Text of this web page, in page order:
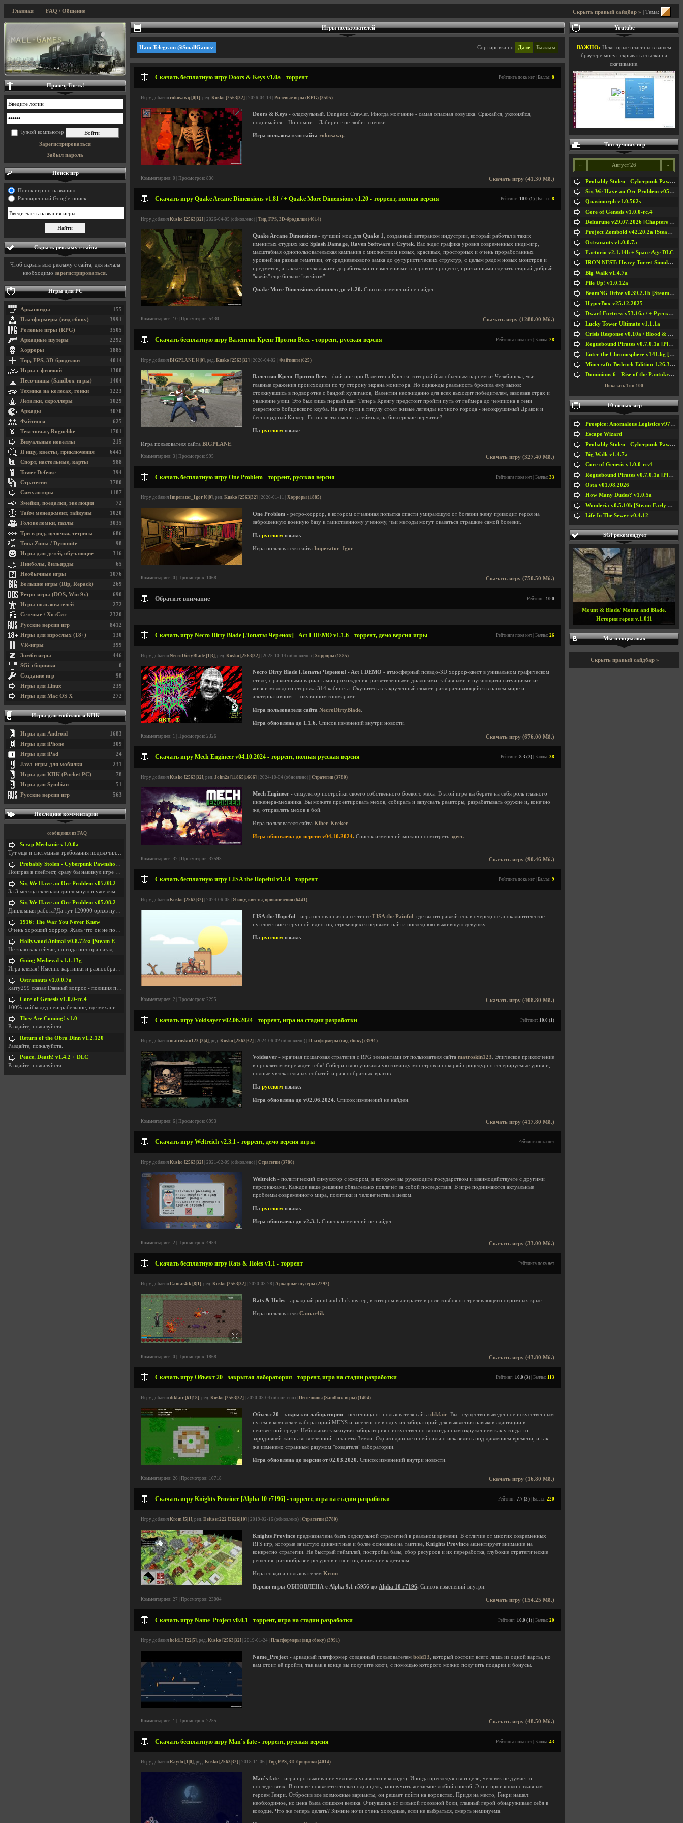
Скрыть правый сайдбар » | Тема:
Главная FAQ / Общение
Игры пользователей
Сортировка по Дате Баллам
Наш Telegram @SmallGamez
Скачать бесплатную игру Doors & Keys v1.0a - торрент Рейтинга пока нет | Баллы: 8
Игру добавил rokusawq [0|1], ред. Kusko [2563|32] | 2026-04-14 | Ролевые игры (RPG) (3505)
Doors & Keys - олдскульный. Dungeon Crawler. Иногда молчание - самая опасная ловушка. Сражайся, уклоняйся,
поднимайся... Но помни... Лабиринт не любит спешки.
Игра пользователя сайта rokusawq.
Скачать игру (41.30 Мб.)
Комментариев: 0 | Просмотров: 830
Скачать игру Quake Arcane Dimensions v1.81 / + Quake More Dimensions v1.20 - торрент, полная версия Рейтинг: 10.0 (1) | Баллы: 8
Игру добавил Kusko [2563|32] | 2026-04-05 (обновлено) | Тир, FPS, 3D-бродилки (4014)
Quake Arcane Dimensions - лучший мод для Quake 1
, созданный ветераном индустрии, который работал в таких
именитых студиях как: Splash Damage Raven Software и Crytek . Вас ждет графика уровня современных инди-игр,
масштабная однопользовательская кампания с множеством новых, красивых, просторных и очень проработанных
уровней на разные тематики, от средневекового замка до футуристических структур, с целым рядом новых монстров и
предметов, а также с несколькими доработками и изменениями в игровом процессе, призванными сделать старый-добрый
"квейк" ещё больше "квейком".
Quake More Dimensions обновлен до v1.20. Список изменений не найден.
Скачать игру (1280.00 Мб.)
Комментариев: 10 | Просмотров: 5430
Скачать бесплатную игру Валентин Кренг Против Всех - торрент, русская версия Рейтинга пока нет | Баллы: 28
Игру добавил BIGPLANE [4|0], ред. Kusko [2563|32] | 2026-04-02 | Файтинги (625)
Валентин Кренг Против Всех - файтинг про Валентина Кренга, который был обычным парнем из Челябинска, чьи
главные сражения происходили по ту сторону экрана монитора. Но однажды реальность бросила ему вызов:
столкнувшись в подворотне с бандой хулиганов, Валентин неожиданно для всех выходит победителем, завоевав страх и
уважение улиц. Это был лишь первый шаг. Теперь Кренгу предстоит пройти путь от геймера до чемпиона в тени
секретного бойцовского клуба. На его пути к титулу стоят живые легенды ночного города - несокрушимый Дракон и
беспощадный Киллер. Готов ли ты сменить геймпад на боксерские перчатки?
На русском языке
Игра пользователя сайта BIGPLANE
Скачать игру (327.40 Мб.)
Комментариев: 3 | Просмотров: 995
Скачать бесплатную игру One Problem - торрент, русская версия Рейтинга пока нет | Баллы: 33
Игру добавил Imperator_Igor [0|0], ред. Kusko [2563|32] | 2026-01-11 | Хорроры (1885)
One Problem - ретро-хоррор, в котором отчаянная попытка спасти умирающую от болезни жену приводит героя на
заброшенную военную базу к таинственному ученому, чьи методы могут оказаться страшнее самой болезни.
На русском языке.
Игра пользователя сайта Imperator_Igor
Скачать игру (750.50 Мб.)
Комментариев: 0 | Просмотров: 1068
Обратите внимание Рейтинг: 10.0
Скачать игру Necro Dirty Blade [Лопаты Черенок] - Act I DEMO v1.1.6 - торрент, демо версия игры Рейтинга пока нет | Баллы: 26
Игру добавил NecroDirtyBlade [1|3], ред. Kusko [2563|32] | 2025-10-14 (обновлено) | Хорроры (1885)
Necro Dirty Blade [Лопаты Черенок] - Act I DEMO - атмосферный псевдо-3D хоррор-квест в уникальном графическом
стиле, с различными вариантами прохождения, разветвленными диалогами, забавными и пугающими ситуациями из
жизни молодого сторожа 314 кабинета. Окунитесь в закрученный сюжет, разворачивающийся в нашем мире и
альтернативном — окутанном кошмарами.
Игра пользователя сайта NecroDirtyBlade
Игра обновлена до 1.1.6. Список изменений внутри новости.
Скачать игру (676.00 Мб.)
Комментариев: 1 | Просмотров: 2326
Скачать игру Mech Engineer v04.10.2024 - торрент, полная русская версия Рейтинг: 8.3 (3) | Баллы: 38
Игру добавил Kusko [2563|32], ред. John2s [11865|1666] | 2024-10-04 (обновлено) | Стратегии (3780)
Mech Engineer - симулятор постройки своего собственного боевого меха. В этой игре вы берете на себя роль главного
инженера-механика. Вы можете проектировать мехов, собирать и запускать реакторы, разрабатывать оружие и, конечно
же, отправлять мехов в бой.
Игра пользователя сайта Kiber-Kreker
Игра обновлена до версии v04.10.2024. Список изменений можно посмотреть здесь
Скачать игру (90.46 Мб.)
Комментариев: 32 | Просмотров: 37593
Скачать бесплатную игру LISA the Hopeful v1.14 - торрент Рейтинга пока нет | Баллы: 9
Игру добавил Kusko [2563|32] | 2024-06-05 | Я ищу, квесты, приключения (6441)
LISA the Hopeful - игра основанная на сеттинге LISA the Painful
, где вы отправляйтесь в очередное апокалиптическое
путешествие с группой идиотов, стремящихся первыми найти последнюю выжившую девушку.
На русском языке.
Скачать игру (408.80 Мб.)
Комментариев: 2 | Просмотров: 2295
Скачать игру Voidsayer v02.06.2024 - торрент, игра на стадии разработки Рейтинг: 10.0 (1)
Игру добавил matroskin123 [3|4], ред. Kusko [2563|32] | 2024-06-02 (обновлено) | Платформеры (вид сбоку) (3991)
Voidsayer - мрачная пошаговая стратегия с RPG элементами от пользователя сайта matroskin123 . Эпическое приключение
в проклятом мире ждет тебя! Собери свою уникальную команду монстров и покоряй процедурно генерируемые уровни,
полные увлекательных событий и разнообразных врагов
На русском языке.
Игра обновлена до v02.06.2024. Список изменений не найден.
Скачать игру (417.80 Мб.)
Комментариев: 6 | Просмотров: 6993
Скачать игру Weltreich v2.3.1 - торрент, демо версия игры Рейтинга пока нет
Игру добавил Kusko [2563|32] | 2021-02-09 (обновлено) | Стратегии (3780)
Weltreich - политический симулятор с юмором, в котором вы руководите государством и взаимодействуете с другими
персонажами. Каждое ваше решение обязательно повлечёт за собой последствия. В игре поднимаются актуальные
проблемы современного мира, политики и человечества в целом.
На русском языке.
Игра обновлена до v2.3.1. Список изменений не найден.
Скачать игру (33.00 Мб.)
Комментариев: 2 | Просмотров: 4954
Скачать бесплатную игру Rats & Holes v1.1 - торрент Рейтинга пока нет
Игру добавил Camar4ik [8|1], ред. Kusko [2563|32] | 2020-03-28 | Аркадные шутеры (2292)
Rats & Holes - аркадный point and click шутер, в котором вы играете в роли ковбоя отстреливающего огромных крыс.
Игра пользователя Camar4ik
Скачать игру (43.80 Мб.)
Комментариев: 0 | Просмотров: 1868
Скачать игру Объект 20 - закрытая лаборатория - торрент, игра на стадии разработки Рейтинг: 10.0 (3) | Баллы: 113
Игру добавил dikfair [61|18], ред. Kusko [2563|32] | 2020-03-04 (обновлено) | Песочницы (Sandbox-игры) (1404)
Объект 20 - закрытая лаборатория - песочница от пользователя сайта dikfair . Вы - существо выведенное искусственным
путём в комплексе лабораторий MENS и заселенное в одну из лабораторий для выявления навыков адаптации в
неизвестной среде. Небольшая замкнутая лаборатория с искусственно воссозданным окружением как у когда-то
зародившей жизнь во вселенной - планеты Земли. Однако данные о ней сильно исказились под давлением времени, и так
же изменено странным разумом "создателя" лаборатории.
Игра обновлена до версии от 02.03.2020. Список изменений внутри новости.
Скачать игру (16.80 Мб.)
Комментариев: 26 | Просмотров: 10718
Скачать игру Knights Province [Alpha 10 r7196] - торрент, игра на стадии разработки Рейтинг: 7.7 (3) | Баллы: 220
Игру добавил Krom [5|1], ред. Defuser222 [3626|10] | 2019-02-16 (обновлено) | Стратегии (3780)
Knights Province предназначена быть олдскульной стратегией в реальном времени. В отличие от многих современных
RTS игр, которые зачастую динамичные и более основаны на тактике, Knights Province акцентирует внимание на
конкретно стратегии. Не быстрый геймплей, постройка базы, сбор ресурсов и их переработка, глубокие стратегические
решения, разнообразие ресурсов и юнитов, внимание к деталям.
Игра создана пользователем Krom
Версия игры ОБНОВЛЕНА с Alpha 9.1 r5956 до Alpha 10 r7196. Список изменений внутри.
Скачать игру (154.25 Мб.)
Комментариев: 27 | Просмотров: 23004
Скачать игру Name_Project v0.0.1 - торрент, игра на стадии разработки Рейтинг: 10.0 (1) | Баллы: 20
Игру добавил bold13 [22|5], ред. Kusko [2563|32] | 2019-01-24 | Платформеры (вид сбоку) (3991)
Name_Project - аркадный платформер созданный пользователем bold13 , который состоит всего лишь из одной карты, но
вам стоит её пройти, так как в конце вы получите ключ, с помощью которого можно получить подарки и бонусы.
Скачать игру (48.50 Мб.)
Комментариев: 1 | Просмотров: 2255
Скачать бесплатную игру Man`s fate - торрент, русская версия Рейтинга пока нет | Баллы: 43
Игру добавил Raydo [1|0], ред. Kusko [2563|32] | 2018-11-06 | Тир, FPS, 3D-бродилки (4014)
Man`s fate - игра про выживание человека упавшего в колодец. Иногда преследуя свои цели, человек не думает о
последствиях. В голове появляется только одна цель, заполучить желаемое любой способ. Это и произошло с главным
героем Генри. Отбросив все возможные варианты, он решает пойти на воровство. Придя на место, Генри нашёл
необходимое, но цена была слишком велика. Очнувшись от сильной головной боли, главный герой обнаруживает себя в
колодце. Что же теперь делать? Зимние ночи очень холодные, если не выбраться, смерть неминуема.
Привет, Гость!
Чужой компьютер
Зарегистрироваться
Забыл пароль
Поиск игр
Поиск игр по названию
Расширенный Google-поиск
Скрыть рекламу с сайта
Чтоб скрыть всю рекламу с сайта, для начала
необходимо зарегистрироваться
Игры для PC
155
Арканоиды
3991
Платформеры (вид сбоку)
3505
Ролевые игры (RPG)
2292
Аркадные шутеры
1885
Хорроры
4014
Тир, FPS, 3D-бродилки
1308
Игры с физикой
1404
Песочницы (Sandbox-игры)
1223
Техника на колесах, гонки
1029
Леталки, скроллеры
3070
Аркады
625
Файтинги
1701
Текстовые, Roguelike
215
Визуальные новеллы
6441
Я ищу, квесты, приключения
988
Спорт, настольные, карты
394
Tower Defense
3780
Стратегии
1187
Симуляторы
72
Змейки, поедалки, эволюция
1020
Тайм менеджмент, тайкуны
3035
Головоломки, пазлы
686
Три в ряд, цепочки, тетрисы
98
Типа Zuma / Dynomite
316
Игры для детей, обучающие
65
Пинболы, бильярды
1076
Необычные игры
269
Большие игры (Rip, Repack)
690
Ретро-игры (DOS, Win 9x)
272
Игры пользователей
2320
Сетевые / ХотСит
8412
Русские версии игр
130
Игры для взрослых (18+)
399
VR-игры
446
Зомби игры
0
SGi-сборники
98
Создание игр
239
Игры для Linux
272
Игры для Mac OS X
Игры для мобилок и КПК
1683
Игры для Android
309
Игры для iPhone
24
Игры для iPad
231
Java-игры для мобилки
78
Игры для КПК (Pocket PC)
51
Игры для Symbian
563
Русские версии игр
Последние комментарии
+ сообщения из FAQ
Scrap Mechanic v1.0.0a
Тут ещё и системные требования подскочили. Если не
Probably Stolen - Cyberpunk Pawnshop Simulator v048c [Playtest]
Поиграв в плейтест, сразу бы накинул игре наивысши
Sir, We Have an Orc Problem v05.08.2026
За 3 месяца склепали дипломную и уже лям двести ба
Sir, We Have an Orc Problem v05.08.2026
Дипломная работа?Да тут 120000 орков путь выбирают
1916: The War You Never Knew
Очень хороший хоррор. Жаль что он не получил должн
Hollywood Animal v0.8.72ea [Steam Early Access]
Не знаю как сейчас, но года полтора назад игра был
Going Medieval v1.1.13g
Игра клевая! Именно картинки и разнообразия в стро
Ostranauts v1.0.0.7a
karry299 сказал:Главный вопрос - полиция по-прежне
Core of Genesis v1.0.0-rc.4
100% вайбкодед неиграбельное, где механики знает т
They Are Coming! v1.0
Раздайте, пожалуйста.
Return of the Obra Dinn v1.2.120
Раздайте, пожалуйста.
Peace, Death! v1.4.2 + DLC
Раздайте, пожалуйста.
Youtube
ВАЖНО: Некоторые плагины в вашем
браузере могут скрывать ссылки на
скачивание.
Топ лучших игр
« Август'26 »
Probably Stolen - Cyberpunk Pawnshop Simulator v048c [Playtest]
Sir, We Have an Orc Problem v05.08.2026
Quasimorph v1.0.562s
Core of Genesis v1.0.0-rc.4
Deltarune v29.07.2026 [Chapters 1-5] / + RUS [Chapters 1-5]
Project Zomboid v42.20.2a [Steam Early Access]
Ostranauts v1.0.0.7a
Factorio v2.1.14b + Space Age DLC
IRON NEST: Heavy Turret Simulator v1.0a
Big Walk v1.4.7a
Pile Up! v1.0.12a
BeamNG Drive v0.39.2.1b [Steam Early Access]
HyperBox v25.12.2025
Dwarf Fortress v53.16a / + Русская Версия v50.12a
Lucky Tower Ultimate v1.1.1a
Crisis Response v0.10a / Blood & Bullet
Roguebound Pirates v0.7.0.1a [Playtest]
Enter the Chronosphere v141.6g [Steam Early Access]
Minecraft: Bedrock Edition 1.26.33.1a / + TLauncher v2.89
Dominions 6 - Rise of the Pantokrator v6.35a
Показать Топ-100
10 новых игр
Prospice: Anomalous Logistics v97 [Playtest]
Escape Wizard
Probably Stolen - Cyberpunk Pawnshop Simulator v048c [Playtest]
Big Walk v1.4.7a
Core of Genesis v1.0.0-rc.4
Roguebound Pirates v0.7.0.1a [Playtest]
Osta v01.08.2026
How Many Dudes? v1.0.5a
Wonderia v0.5.10b [Steam Early Access]
Life In The Sewer v0.4.12
SGi рекомендует
Mount & Blade/ Mount and Blade.
История героя v.1.011
Мы в социалках
Скрыть правый сайдбар »